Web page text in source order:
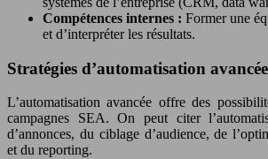
Compétences internes : Former une
et d’interpréter les résultats.
Stratégies d’automatisation avancée
L’automatisation avancée offre des
campagnes SEA. On peut citer
d’annonces, du ciblage d’audience, de
et du reporting.